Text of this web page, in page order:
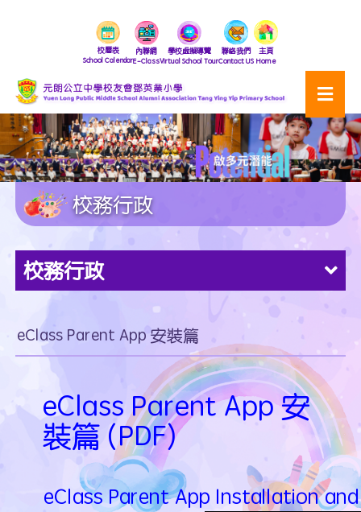
校曆表
School Calendar
內聯網
E-Class
學校虛擬導覽
Virtual School Tour
聯絡我們
Contact US
主頁
Home
校務行政
校務行政
eClass Parent App 安裝篇
eClass Parent App 安
裝篇 (PDF)
eClass Parent App Installation